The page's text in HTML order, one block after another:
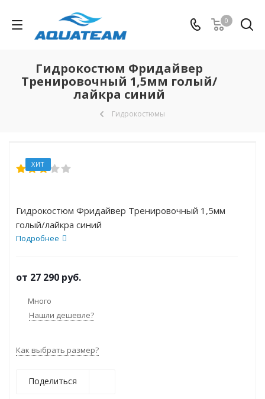
0
Гидрокостюм Фридайвер
Тренировочный 1,5мм голый/
лайкра синий
Гидрокостюмы
ХИТ
Гидрокостюм Фридайвер Тренировочный 1,5мм
голый/лайкра синий
Подробнее
от 27 290 руб.
Много
Нашли дешевле?
Как выбрать размер?
Поделиться